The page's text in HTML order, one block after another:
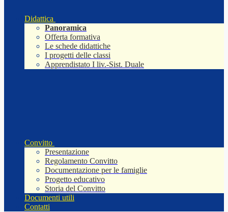
Didattica
Panoramica
Offerta formativa
Le schede didattiche
I progetti delle classi
Apprendistato I liv.-Sist. Duale
Convitto
Presentazione
Regolamento Convitto
Documentazione per le famiglie
Progetto educativo
Storia del Convitto
Documenti utili
Contatti